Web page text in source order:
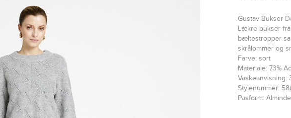
Gustav Bukser
Lækre bukser fra
bæltestropper
skrålommer og
Farve: sort
Materiale: 73%
Vaskeanvisning:
Stylenummer:
Pasform: